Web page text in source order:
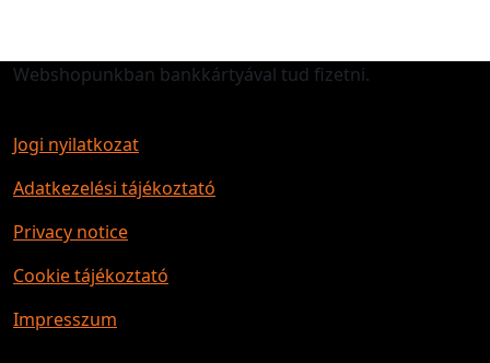
Webshopunkban bankkártyával tud fizetni.
Jogi nyilatkozat
Adatkezelési tájékoztató
Privacy notice
Cookie tájékoztató
Impresszum